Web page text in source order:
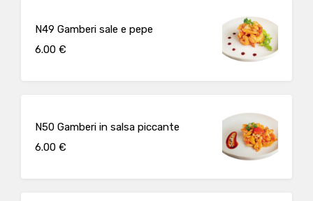
N49 Gamberi sale e pepe
6.00 €
N50 Gamberi in salsa piccante
6.00 €